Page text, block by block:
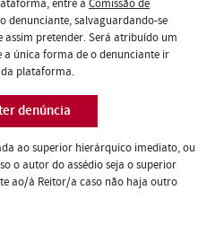
denunciante, salvaguardando-se
pretender. Será atribuído um
a única forma de o denunciante ir
plataforma.
denúncia
ao superior hierárquico imediato, ou
o autor do assédio seja o superior
ao/à Reitor/a caso não haja outro